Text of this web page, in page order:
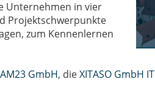
Unternehmen in vier
Projektschwerpunkte
zum Kennenlernen
GmbH, dieXITASO GmbH